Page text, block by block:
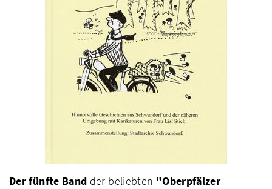
Der fünfte Band der beliebten "Oberpfälzer